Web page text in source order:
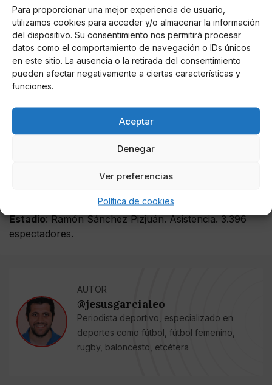
Para proporcionar una mejor experiencia de usuario,
utilizamos cookies para acceder y/o almacenar la información
del dispositivo. Su consentimiento nos permitirá procesar
datos como el comportamiento de navegación o IDs únicos
en este sitio. La ausencia o la retirada del consentimiento
pueden afectar negativamente a ciertas características y
funciones.
Aceptar
Denegar
Ver preferencias
Política de cookies
61'), Arana, Nolito (Ganso, 75), Muriel (Lara, 75') y
Ben Yedder.
Extremadura UD: Manu García; Alex Díez, Candelas,
Aitor, Delmonte; Fausto Tienza (Fran Miranda, 70'),
Alex Barrera, Valverde (Álvaro Romero, 70'), Samuel
: 1-0 (Nolito, 47'), 1-1 (Samuel Manchón, 62'); 2-
1 (Sarabia, 81');
manchego). Cartulinas amarillas para el sevillista Kjaer
Estadio: Ramón Sánchez Pizjuán. Asistencia. 3.396
espectadores.
AUTOR
@jesusgarcialeo
Periodista deportivo, especializado en
deportes como fútbol, fútbol femenino,
rugby, baloncesto, etcétera